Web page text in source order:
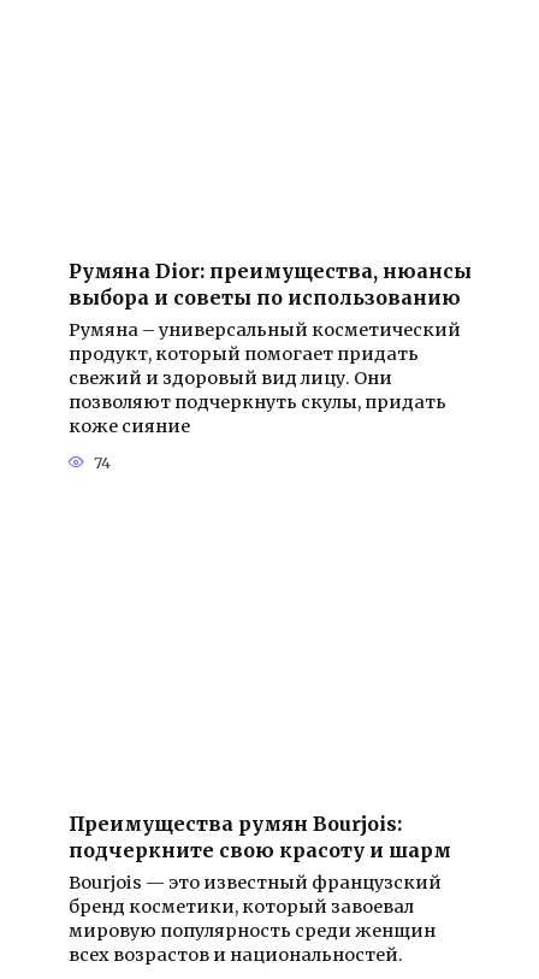
Румяна Dior: преимущества, нюансы
выбора и советы по использованию
Румяна – универсальный косметический
продукт, который помогает придать
свежий и здоровый вид лицу. Они
позволяют подчеркнуть скулы, придать
коже сияние
74
Преимущества румян Bourjois:
подчеркните свою красоту и шарм
Bourjois — это известный французский
бренд косметики, который завоевал
мировую популярность среди женщин
всех возрастов и национальностей.